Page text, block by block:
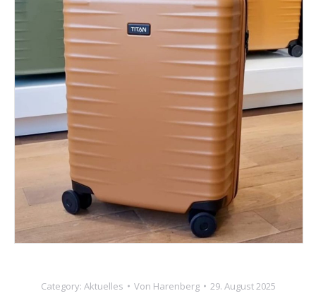
Category: Aktuelles Von Harenberg 29. August 2025